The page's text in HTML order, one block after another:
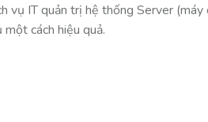
vụ IT quản trị hệ thống Server (máy
một cách hiệu quả.